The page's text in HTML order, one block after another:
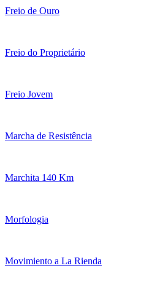
Freio de Ouro
Freio do Proprietário
Freio Jovem
Marcha de Resistência
Marchita 140 Km
Morfologia
Movimiento a La Rienda